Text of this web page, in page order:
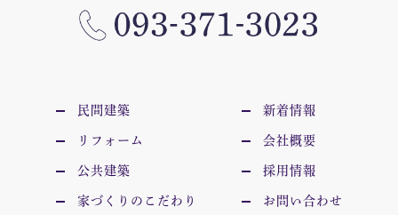
民間建築
リフォーム
公共建築
家づくりのこだわり
新着情報
会社概要
採用情報
お問い合わせ